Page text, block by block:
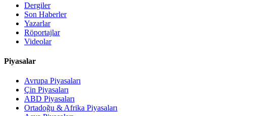
Dergiler
Son Haberler
Yazarlar
Röportajlar
Videolar
Piyasalar
Avrupa Piyasaları
Çin Piyasaları
ABD Piyasaları
Ortadoğu & Afrika Piyasaları